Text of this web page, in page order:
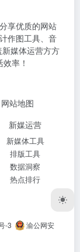
享优质的网站
作图工具、音
媒体运营方方
率！
网站地图
新媒运营
新媒体工具
排版工具
数据洞察
热点排行
-3
渝公网安